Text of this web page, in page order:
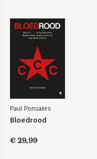
Paul Ponsaers
Bloedrood
€ 29,99